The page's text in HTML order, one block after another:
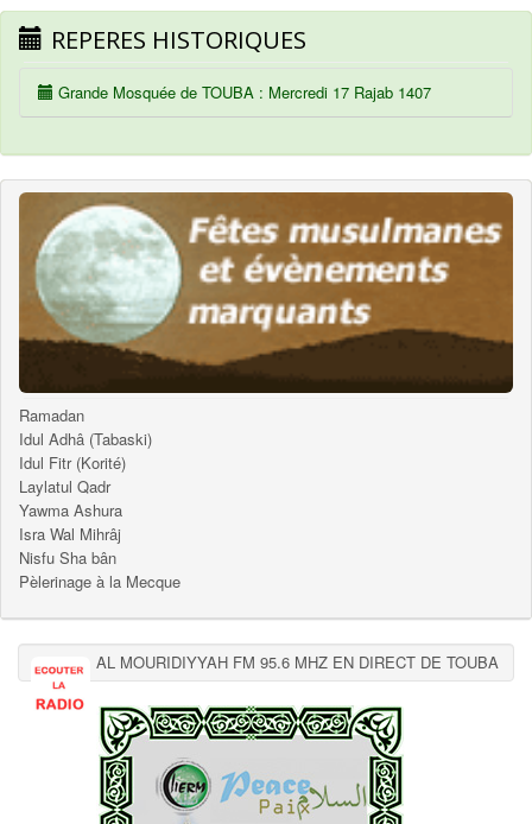
REPERES HISTORIQUES
Grande Mosquée de TOUBA : Mercredi 17 Rajab 1407
Ramadan
Idul Adhâ (Tabaski)
Idul Fitr (Korité)
Laylatul Qadr
Yawma Ashura
Isra Wal Mihrâj
Nisfu Sha bân
Pèlerinage à la Mecque
AL MOURIDIYYAH FM 95.6 MHZ EN DIRECT DE TOUBA